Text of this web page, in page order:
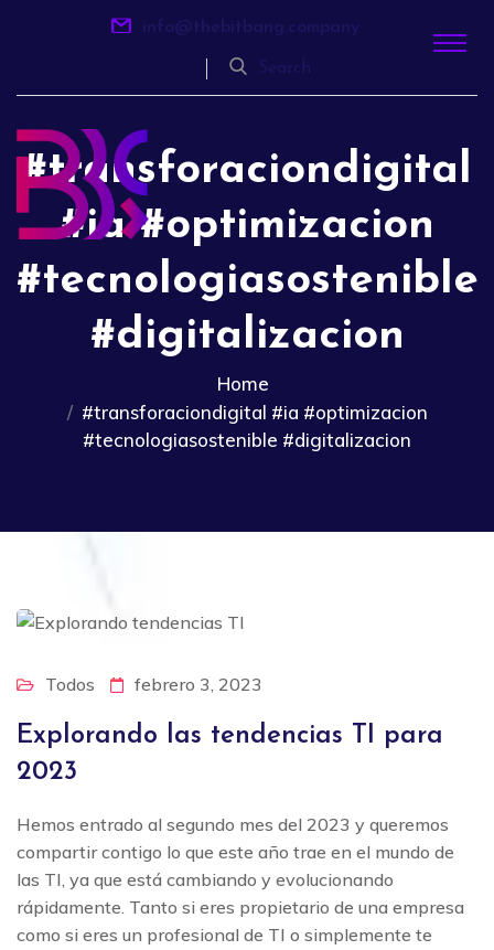
info@thebitbang.company
Search
#transforaciondigital
#ia #optimizacion
#tecnologiasostenible
#digitalizacion
Home
#transforaciondigital #ia #optimizacion
#tecnologiasostenible #digitalizacion
Todos febrero 3, 2023
Explorando las tendencias TI para
2023
Hemos entrado al segundo mes del 2023 y queremos
compartir contigo lo que este año trae en el mundo de
las TI, ya que está cambiando y evolucionando
rápidamente. Tanto si eres propietario de una empresa
como si eres un profesional de TI o simplemente te